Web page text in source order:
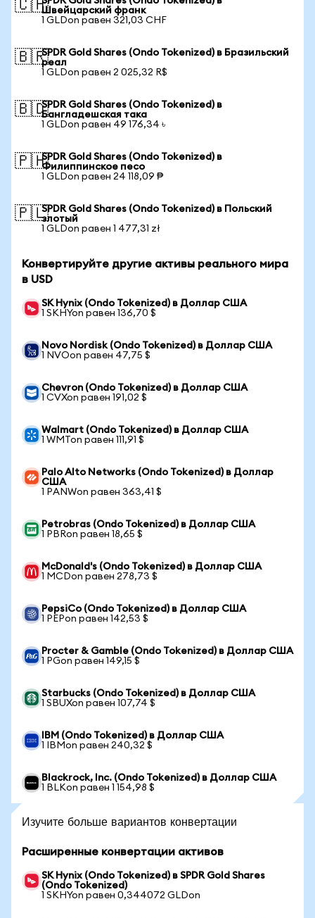
🇨🇭Швейцарский франк
1 GLDon равен 321,03 CHF
🇧🇷SPDR Gold Shares (Ondo Tokenized) в Бразильский
реал
1 GLDon равен 2 025,32 R$
🇧🇩SPDR Gold Shares (Ondo Tokenized) в
Бангладешская така
1 GLDon равен 49 176,34 ৳
🇵🇭SPDR Gold Shares (Ondo Tokenized) в
Филиппинское песо
1 GLDon равен 24 118,09 ₱
🇵🇱SPDR Gold Shares (Ondo Tokenized) в Польский
злотый
1 GLDon равен 1 477,31 zł
Конвертируйте другие активы реального мира
в USD
SK Hynix (Ondo Tokenized) в Доллар США
1 SKHYon равен 136,70 $
Novo Nordisk (Ondo Tokenized) в Доллар США
1 NVOon равен 47,75 $
Chevron (Ondo Tokenized) в Доллар США
1 CVXon равен 191,02 $
Walmart (Ondo Tokenized) в Доллар США
1 WMTon равен 111,91 $
Palo Alto Networks (Ondo Tokenized) в Доллар
США
1 PANWon равен 363,41 $
Petrobras (Ondo Tokenized) в Доллар США
1 PBRon равен 18,65 $
McDonald's (Ondo Tokenized) в Доллар США
1 MCDon равен 278,73 $
PepsiCo (Ondo Tokenized) в Доллар США
1 PEPon равен 142,53 $
Procter & Gamble (Ondo Tokenized) в Доллар США
1 PGon равен 149,15 $
Starbucks (Ondo Tokenized) в Доллар США
1 SBUXon равен 107,74 $
IBM (Ondo Tokenized) в Доллар США
1 IBMon равен 240,32 $
Blackrock, Inc. (Ondo Tokenized) в Доллар США
1 BLKon равен 1 154,98 $
Изучите больше вариантов конвертации
Расширенные конвертации активов
SK Hynix (Ondo Tokenized) в SPDR Gold Shares
(Ondo Tokenized)
1 SKHYon равен 0,344072 GLDon